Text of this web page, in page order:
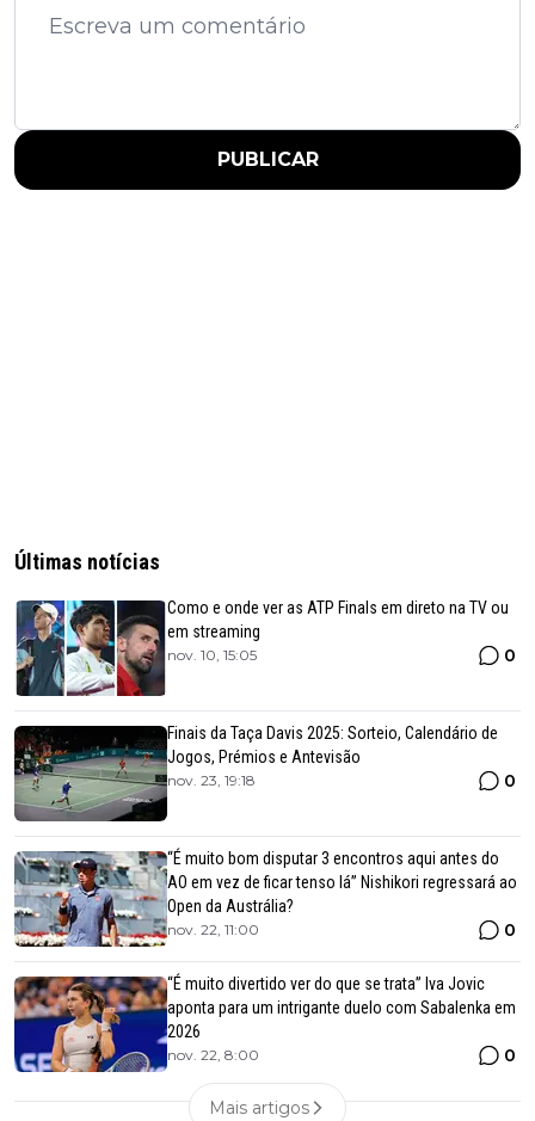
PUBLICAR
Últimas notícias
Como e onde ver as ATP Finals em direto na TV ou
em streaming
nov. 10, 15:05 0
Finais da Taça Davis 2025: Sorteio, Calendário de
Jogos, Prémios e Antevisão
nov. 23, 19:18 0
“É muito bom disputar 3 encontros aqui antes do
AO em vez de ficar tenso lá” Nishikori regressará ao
Open da Austrália?
nov. 22, 11:00 0
“É muito divertido ver do que se trata” Iva Jovic
aponta para um intrigante duelo com Sabalenka em
2026
nov. 22, 8:00 0
Mais artigos